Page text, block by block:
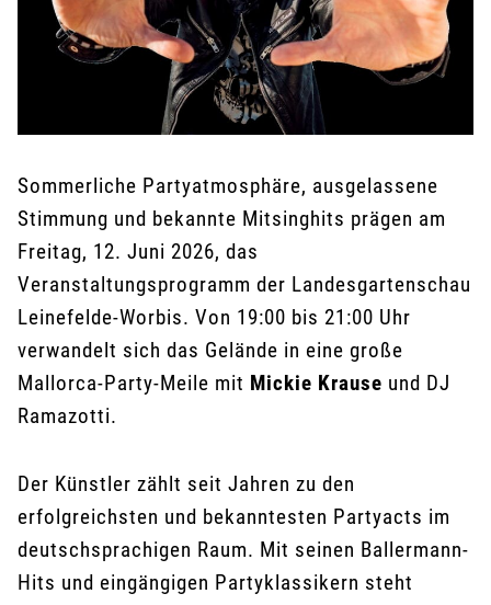
Sommerliche Partyatmosphäre, ausgelassene
Stimmung und bekannte Mitsinghits prägen am
Freitag, 12. Juni 2026, das
Veranstaltungsprogramm der Landesgartenschau
Leinefelde-Worbis. Von 19:00 bis 21:00 Uhr
verwandelt sich das Gelände in eine große
Mallorca-Party-Meile mit Mickie Krause und DJ
Ramazotti.
Der Künstler zählt seit Jahren zu den
erfolgreichsten und bekanntesten Partyacts im
deutschsprachigen Raum. Mit seinen Ballermann-
Hits und eingängigen Partyklassikern steht